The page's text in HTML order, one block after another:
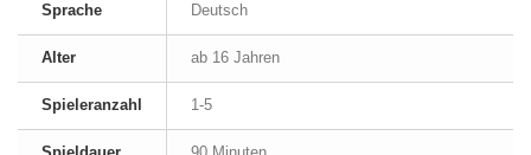
Sprache Deutsch
Alter ab 16 Jahren
Spieleranzahl 1-5